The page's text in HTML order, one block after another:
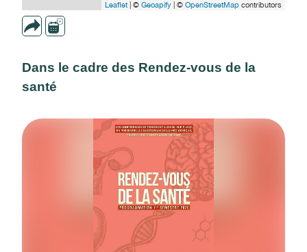
Leaflet| © Geoapify | © OpenStreetMap contributors
Dans le cadre des Rendez-vous de la
santé